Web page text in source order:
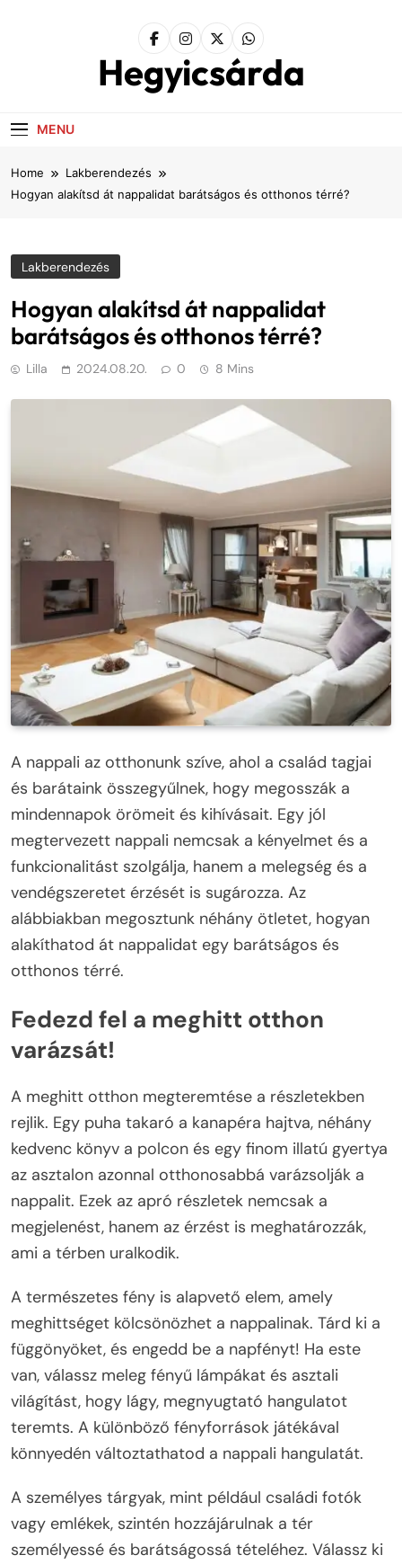
Hegyicsárda
MENU
Home
Lakberendezés
Hogyan alakítsd át nappalidat barátságos és otthonos térré?
Lakberendezés
Hogyan alakítsd át nappalidat
barátságos és otthonos térré?
Lilla 2024.08.20. 0 8 Mins
A nappali az otthonunk szíve, ahol a család tagjai
és barátaink összegyűlnek, hogy megosszák a
mindennapok örömeit és kihívásait. Egy jól
megtervezett nappali nemcsak a kényelmet és a
funkcionalitást szolgálja, hanem a melegség és a
vendégszeretet érzését is sugározza. Az
alábbiakban megosztunk néhány ötletet, hogyan
alakíthatod át nappalidat egy barátságos és
otthonos térré.
Fedezd fel a meghitt otthon
varázsát!
A meghitt otthon megteremtése a részletekben
rejlik. Egy puha takaró a kanapéra hajtva, néhány
kedvenc könyv a polcon és egy finom illatú gyertya
az asztalon azonnal otthonosabbá varázsolják a
nappalit. Ezek az apró részletek nemcsak a
megjelenést, hanem az érzést is meghatározzák,
ami a térben uralkodik.
A természetes fény is alapvető elem, amely
meghittséget kölcsönözhet a nappalinak. Tárd ki a
függönyöket, és engedd be a napfényt! Ha este
van, válassz meleg fényű lámpákat és asztali
világítást, hogy lágy, megnyugtató hangulatot
teremts. A különböző fényforrások játékával
könnyedén változtathatod a nappali hangulatát.
A személyes tárgyak, mint például családi fotók
vagy emlékek, szintén hozzájárulnak a tér
személyessé és barátságossá tételéhez. Válassz ki